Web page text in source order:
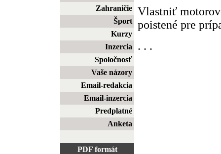
Zahraničie
Šport
Kurzy
Inzercia
Spoločnosť
Vaše názory
Email-redakcia
Email-inzercia
Predplatné
Anketa
PDF formát
Vlastniť
poistené pre
. . .